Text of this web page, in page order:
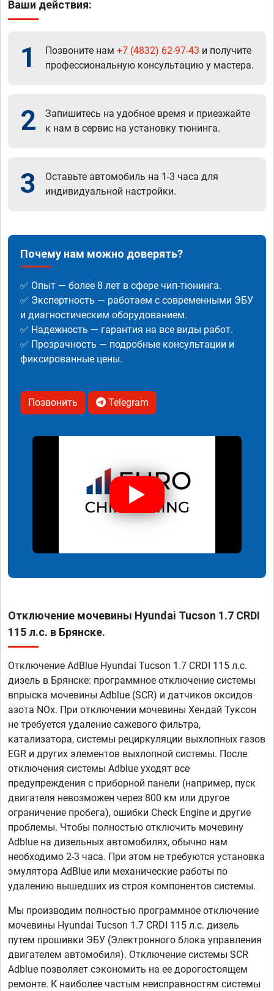
Ваши действия:
1 Позвоните нам +7 (4832) 62-97-43 и получите
профессиональную консультацию у мастера.
2
Запишитесь на удобное время и приезжайте
к нам в сервис на установку тюнинга.
3
Оставьте автомобиль на 1-3 часа для
индивидуальной настройки.
Почему нам можно доверять?
✅ Опыт — более 8 лет в сфере чип-тюнинга.
✅ Экспертность — работаем с современными ЭБУ
и диагностическим оборудованием.
✅ Надежность — гарантия на все виды работ.
✅ Прозрачность — подробные консультации и
фиксированные цены.
Позвонить Telegram
Отключение мочевины Hyundai Tucson 1.7 CRDI
115 л.с. в Брянске.
Отключение AdBlue Hyundai Tucson 1.7 CRDI 115 л.с.
дизель в Брянске: программное отключение системы
впрыска мочевины Adblue (SCR) и датчиков оксидов
азота NOx. При отключении мочевины Хендай Туксон
не требуется удаление сажевого фильтра,
катализатора, системы рециркуляции выхлопных газов
EGR и других элементов выхлопной системы. После
отключения системы Adblue уходят все
предупреждения с приборной панели (например, пуск
двигателя невозможен через 800 км или другое
ограничение пробега), ошибки Check Engine и другие
проблемы. Чтобы полностью отключить мочевину
Adblue на дизельных автомобилях, обычно нам
необходимо 2-3 часа. При этом не требуются установка
эмулятора AdBlue или механические работы по
удалению вышедших из строя компонентов системы.
Мы производим полностью программное отключение
мочевины Hyundai Tucson 1.7 CRDI 115 л.с. дизель
путем прошивки ЭБУ (Электронного блока управления
двигателем автомобиля). Отключение системы SCR
Adblue позволяет сэкономить на ее дорогостоящем
ремонте. К наиболее частым неисправностям системы